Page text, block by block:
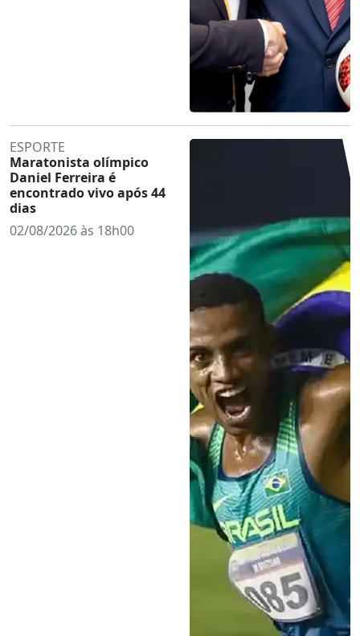
ESPORTE
Maratonista olímpico
Daniel Ferreira é
encontrado vivo após 44
dias
02/08/2026 às 18h00